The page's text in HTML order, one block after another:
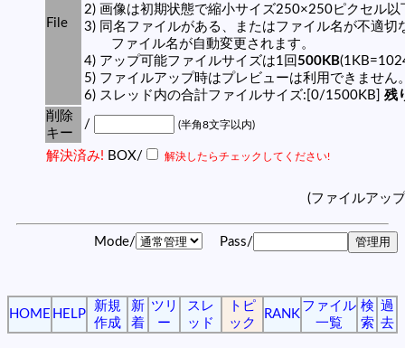
File
2) 画像は初期状態で縮小サイズ250×250ピクセル以
3) 同名ファイルがある、またはファイル名が不適切
ファイル名が自動変更されます。
4) アップ可能ファイルサイズは1回 500KB
5) ファイルアップ時はプレビューは利用できません
6) スレッド内の合計ファイルサイズ:[0/1500KB] 残
削除
キー
/ (半角8文字以内)
解決済み! BOX/ 解決したらチェックしてください!
(ファイルアッ
Mode/ Pass/
HOME HELP
新規
作成
新
着
ツリ
ー
スレ
ッド
トピ
ック
RANK
ファイル
一覧
検
索
過
去